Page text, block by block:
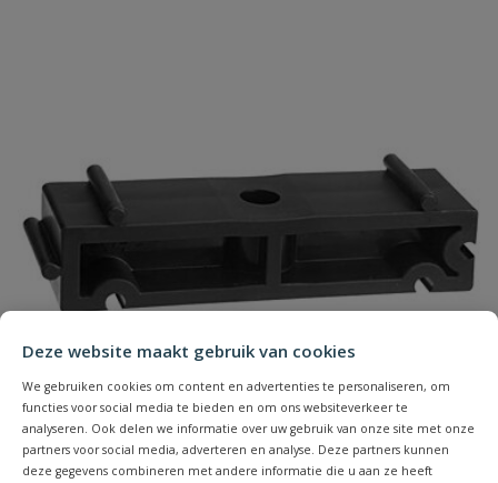
Deze website maakt gebruik van cookies
We gebruiken cookies om content en advertenties te personaliseren, om
functies voor social media te bieden en om ons websiteverkeer te
analyseren. Ook delen we informatie over uw gebruik van onze site met onze
partners voor social media, adverteren en analyse. Deze partners kunnen
deze gegevens combineren met andere informatie die u aan ze heeft